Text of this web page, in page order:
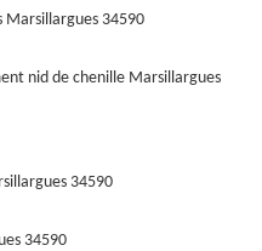
Marsillargues 34590
nid de chenille Marsillargues
34590
34590